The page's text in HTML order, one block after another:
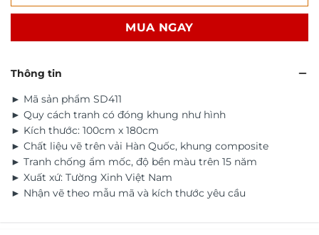
MUA NGAY
Thông tin
► Mã sản phẩm SD411
► Quy cách tranh có đóng khung như hình
► Kích thước: 100cm x 180cm
► Chất liệu vẽ trên vải Hàn Quốc, khung composite
► Tranh chống ẩm mốc, độ bền màu trên 15 năm
► Xuất xứ: Tường Xinh Việt Nam
► Nhận vẽ theo mẫu mã và kích thước yêu cầu